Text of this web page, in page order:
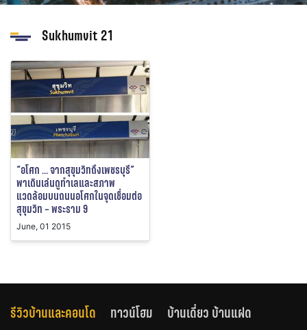
Sukhumvit 21
“อโศก … จากสุขุมวิทถึงเพชรบุรี”
พาเดินเล่นดูทำเลและสภาพ
แวดล้อมบนถนนอโศกในจุดเชื่อมต่อ
สุขุมวิท – พระราม 9
June, 01 2015
รีวิวบ้านและคอนโด ทาวน์โฮม
บ้านเดี่ยว บ้านแฝด